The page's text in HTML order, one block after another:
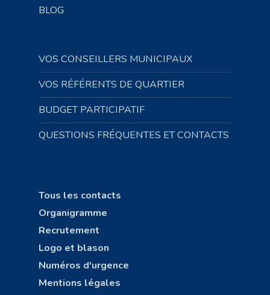
BLOG
VOS CONSEILLERS MUNICIPAUX
VOS RÉFÉRENTS DE QUARTIER
BUDGET PARTICIPATIF
QUESTIONS FRÉQUENTES ET CONTACTS
Tous les contacts
Organigramme
Recrutement
Logo et blason
Numéros d'urgence
Mentions légales